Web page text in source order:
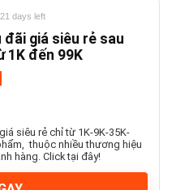
21 days left
đãi giá siêu rẻ sau
1K đến 99K
siêu rẻ chỉ từ 1K-9K-35K-
thuộc nhiều thương hiệu
hàng. Click tại đây!